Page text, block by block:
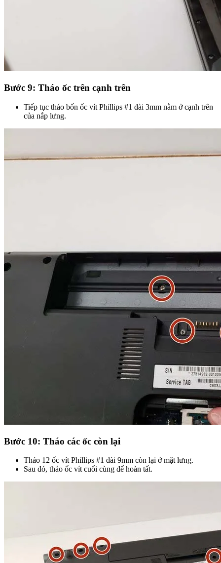
Bước 9: Tháo ốc trên cạnh trên
Tiếp tục tháo bốn ốc vít Phillips #1 dài 3mm nằm ở cạnh trên
của nắp lưng.
Bước 10: Tháo các ốc còn lại
Tháo 12 ốc vít Phillips #1 dài 9mm còn lại ở mặt lưng.
Sau đó, tháo ốc vít cuối cùng để hoàn tất.